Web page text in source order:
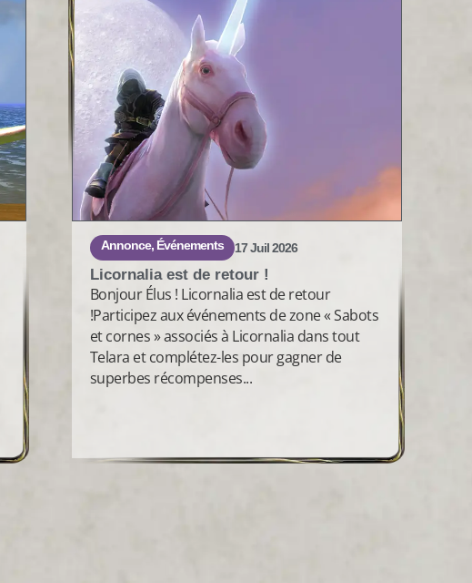
Annonce, Événements 17 Juil 2026
Licornalia est de retour !
Bonjour Élus ! Licornalia est de retour
!Participez aux événements de zone « Sabots
et cornes » associés à Licornalia dans tout
Telara et complétez-les pour gagner de
superbes récompenses...